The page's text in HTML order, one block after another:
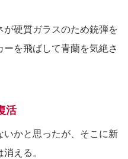
硬質ガラスのため銃弾を
を飛ばして青蘭を気絶さ
活
かと思ったが、そこに新
える。